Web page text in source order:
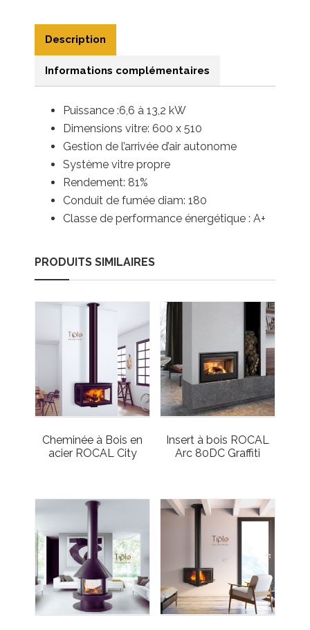
Description
Informations complémentaires
Puissance :6,6 à 13,2 kW
Dimensions vitre: 600 x 510
Gestion de l’arrivée d’air autonome
Système vitre propre
Rendement: 81%
Conduit de fumée diam: 180
Classe de performance énergétique : A+
PRODUITS SIMILAIRES
Cheminée à Bois en
acier ROCAL City
Insert à bois ROCAL
Arc 80DC Graffiti